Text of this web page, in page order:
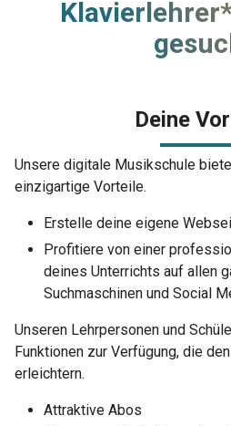
Deine
Unsere digitale Musikschule
einzigartige Vorteile.
Erstelle deine eigene
Profitiere von einer
deines Unterrichts auf allen
Suchmaschinen und Social
Unseren Lehrpersonen und
Funktionen zur Verfügung, die
erleichtern.
Attraktive Abos